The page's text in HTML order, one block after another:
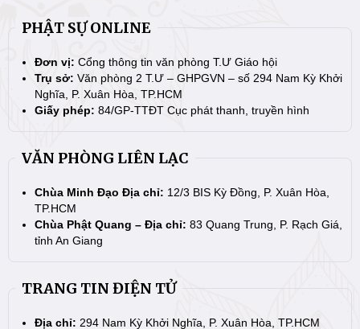
PHẬT SỰ ONLINE
Đơn vị: Cổng thông tin văn phòng T.Ư Giáo hội
Trụ sở: Văn phòng 2 T.Ư – GHPGVN – số 294 Nam Kỳ Khởi
Nghĩa, P. Xuân Hòa, TP.HCM
Giấy phép: 84/GP-TTĐT Cục phát thanh, truyền hình
VĂN PHÒNG LIÊN LẠC
Chùa Minh Đạo Địa chỉ: 12/3 BIS Kỳ Đồng, P. Xuân Hòa,
TP.HCM
Chùa Phật Quang – Địa chỉ: 83 Quang Trung, P. Rạch Giá,
tỉnh An Giang
TRANG TIN ĐIỆN TỬ
Địa chỉ: 294 Nam Kỳ Khởi Nghĩa, P. Xuân Hòa, TP.HCM